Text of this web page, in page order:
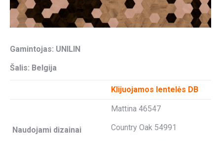
Gamintojas: UNILIN
Šalis: Belgija
Klijuojamos lentelės DB
Naudojami dizainai
Mattina 46547
Country Oak 54991